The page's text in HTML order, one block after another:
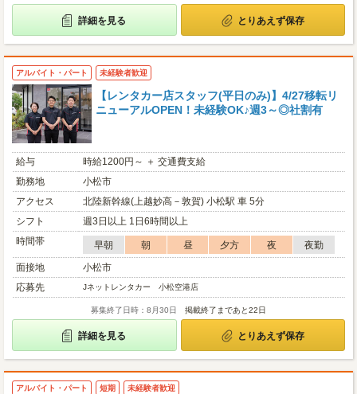
詳細を見る とりあえず保存
アルバイト・パート 未経験者歓迎
【レンタカー店スタッフ(平日のみ)】4/27移転リ
ニューアルOPEN！未経験OK♪週3～◎社割有
給与
時給1200円～ ＋ 交通費支給
勤務地
小松市
アクセス
北陸新幹線(上越妙高－敦賀) 小松駅 車 5分
シフト
週3日以上 1日6時間以上
時間帯
早朝 朝 昼 夕方 夜
夜勤
面接地
小松市
応募先
Jネットレンタカー 小松空港店
募集終了日時：8月30日 掲載終了まであと22日
詳細を見る とりあえず保存
アルバイト・パート 短期 未経験者歓迎